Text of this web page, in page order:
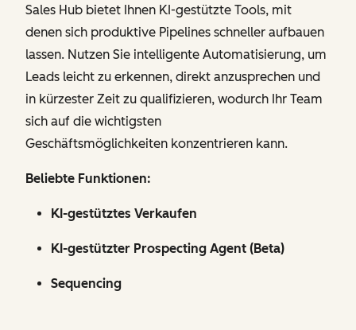
Sales Hub bietet Ihnen KI-gestützte Tools, mit
denen sich produktive Pipelines schneller aufbauen
lassen. Nutzen Sie intelligente Automatisierung, um
Leads leicht zu erkennen, direkt anzusprechen und
in kürzester Zeit zu qualifizieren, wodurch Ihr Team
sich auf die wichtigsten
Geschäftsmöglichkeiten konzentrieren kann.
Beliebte Funktionen:
KI-gestütztes Verkaufen
KI-gestützter Prospecting Agent (Beta)
Sequencing